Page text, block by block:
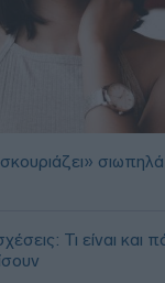
Τι είναι και